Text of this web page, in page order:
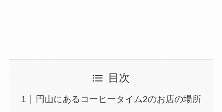
目次
円山にあるコーヒータイム2のお店の場所